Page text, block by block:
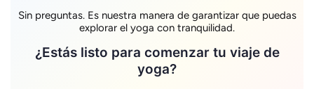
Sin preguntas. Es nuestra manera de garantizar que puedas
explorar el yoga con tranquilidad.
¿Estás listo para comenzar tu viaje de
yoga?